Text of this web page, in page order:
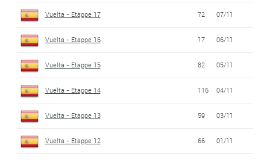
Vuelta - Etappe 17 72 07/11
Vuelta - Etappe 16 17 06/11
Vuelta - Etappe 15 82 05/11
Vuelta - Etappe 14 116 04/11
Vuelta - Etappe 13 59 03/11
Vuelta - Etappe 12 66 01/11